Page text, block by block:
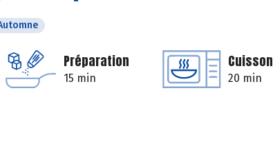
Préparation
15 min
Cuisson
20 min